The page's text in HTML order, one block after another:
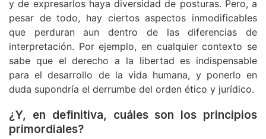
y de expresarlos haya diversidad de posturas. Pero, a
pesar de todo, hay ciertos aspectos inmodificables
que perduran aun dentro de las diferencias de
interpretación. Por ejemplo, en cualquier contexto se
sabe que el derecho a la libertad es indispensable
para el desarrollo de la vida humana, y ponerlo en
duda supondría el derrumbe del orden ético y jurídico.
¿Y, en definitiva, cuáles son los principios
primordiales?